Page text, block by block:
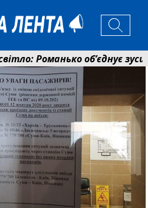
Романько об’єднує
спрямував 0,2 млрд грн